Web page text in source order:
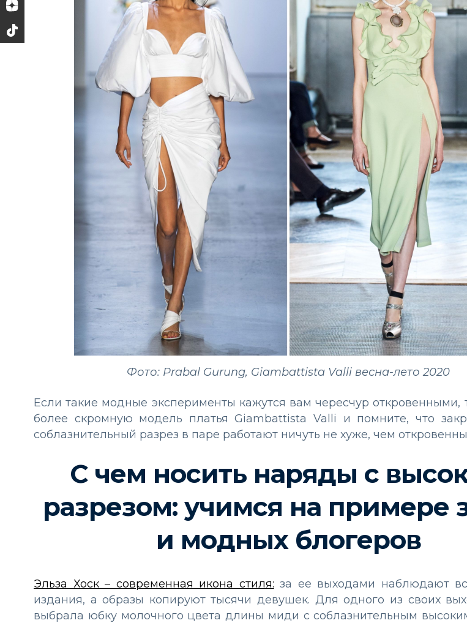
Фото: Prabal Gurung, Giambattista Valli весна-лето 2020
Если такие модные эксперименты кажутся вам чересчур откровенными,
более скромную модель платья Giambattista Valli и помните, что
соблазнительный разрез в паре работают ничуть не хуже, чем
С чем носить наряды с
разрезом: учимся на примере
и модных блогеров
Эльза Хоск – современная икона стиля: за ее выходами наблюдают
издания, а образы копируют тысячи девушек. Для одного из своих
выбрала юбку молочного цвета длины миди с соблазнительным